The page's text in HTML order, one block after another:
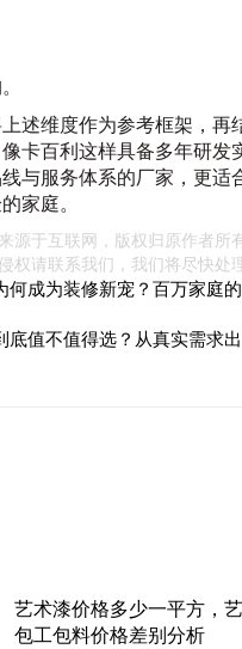
述维度作为参考框架，再
卡百利这样具备多年研发
与服务体系的厂家，更适
家庭。
源于互联网，版权归原作者所
权请联系我们，我们将尽快处
何成为装修新宠？百万家庭
底值不值得选？从真实需求
艺术漆价格多少一平方，
包工包料价格差别分析